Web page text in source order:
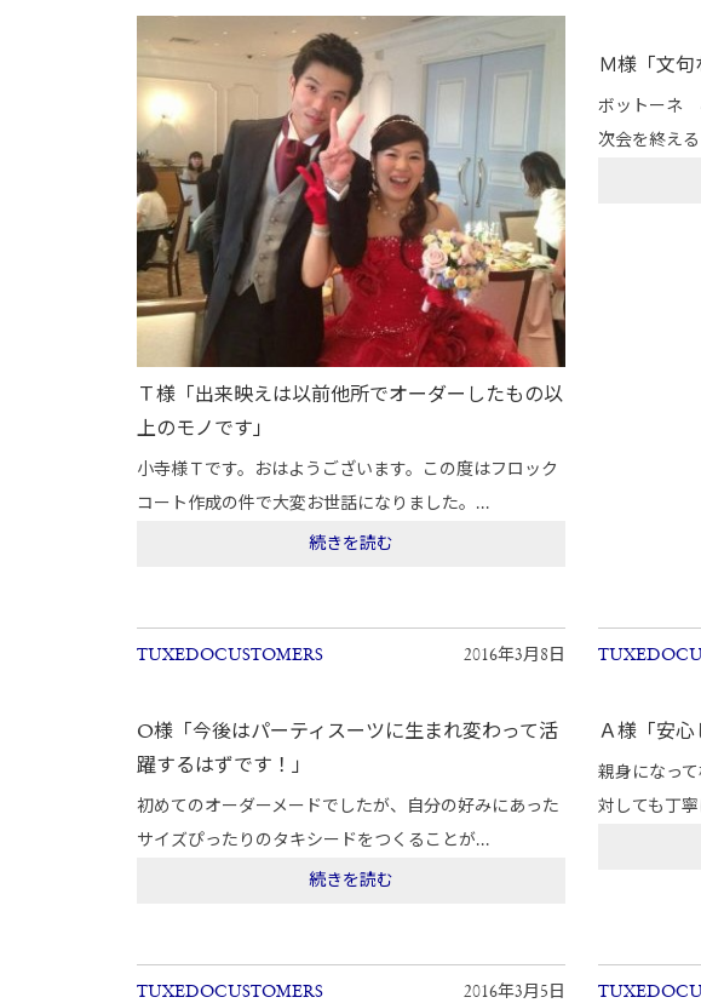
Ｔ様「出来映えは以前他所でオーダーしたもの以
上のモノです」
小寺様Ｔです。おはようございます。この度はフロック
コート作成の件で大変お世話になりました。...
続きを読む
Ｍ様「文句
ボットーネ
次会を終え
TUXEDOCUSTOMERS 2016年3月8日
O様「今後はパーティスーツに生まれ変わって活
躍するはずです！」
初めてのオーダーメードでしたが、自分の好みにあった
サイズぴったりのタキシードをつくることが...
続きを読む
Ａ様「安心
親身になっ
対しても丁
TUXEDOCUSTOMERS 2016年3月5日